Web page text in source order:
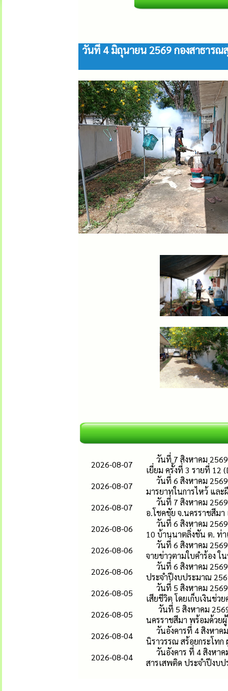
วันที่ 4 มิถุนายน 2569 กองสาธาร
2026-08-07
วันที่ 7 สิงหาคม
เยี่ยม ครั้งที่ 3 รายที่ 12
2026-08-07
วันที่ 6 สิงหาคม
มารยาทในการไหว้ และ
2026-08-07
วันที่ 7 สิงหาคม
อ.โชคชัย จ.นครราชสีม
2026-08-06
วันที่ 6 สิงหาคม
10 บ้านนาตลิ่งชัน ต. ท่า
2026-08-06
วันที่ 6 สิงหาคม
จายข่าวตามใบคำร้อง
2026-08-06
วันที่ 6 สิงหาคม
ประจำปีงบประมาณ
2026-08-05
วันที่ 5 สิงหาคม
เสียชีวิต โดยเก็บเงินช่
2026-08-05
วันที่ 5 สิงหาคม
นครราชสีมา พร้อมด้ว
2026-08-04
วันอังคารที่ 4 สิงหา
นิราวรรณ สร้อยกระโท
2026-08-04
วันอังคาร ที่ 4 สิงหา
สารเสพติด ประจำปีงบ